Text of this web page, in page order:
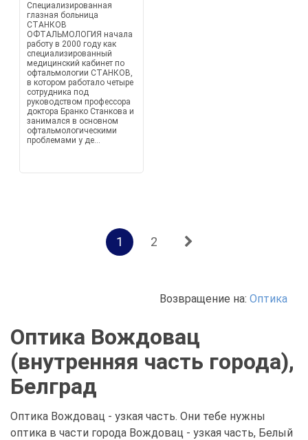
Специализированная
глазная больница
СТАНКОВ
ОФТАЛЬМОЛОГИЯ начала
работу в 2000 году как
специализированный
медицинский кабинет по
офтальмологии СТАНКОВ,
в котором работало четыре
сотрудника под
руководством профессора
доктора Бранко Станкова и
занимался в основном
офтальмологическими
проблемами у де...
1 2
Возвращение на: Оптика
Оптика Вождовац
(внутренняя часть города),
Белград
Оптика Вождовац - узкая часть. Они тебе нужны
оптика в части города Вождовац - узкая часть, Белый